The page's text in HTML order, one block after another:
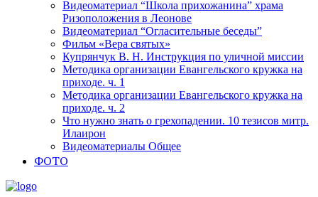
Видеоматериал “Школа прихожанина” храма
Ризоположения в Леонове
Видеоматериал “Огласительные беседы”
Фильм «Вера святых»
Купрянчук В. Н. Инструкция по уличной миссии
Методика организации Евангельского кружка на
приходе. ч. 1
Методика организации Евангельского кружка на
приходе. ч. 2
Что нужно знать о грехопадении. 10 тезисов митр.
Илаирон
Видеоматериалы Общее
ФОТО